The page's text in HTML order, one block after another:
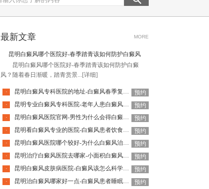
最新文章 MORE
昆明白癜风哪个医院好-春季踏青该如何防护白癜风
昆明白癜风哪个医院好-春季踏青该如何防护白癜
风？随着春日渐暖，踏青赏景... [详细]
· 昆明白癜风专科医院的地址-白癜风春季复发有征兆吗
预约
·
昆明专业白癜风专科医院-老年人患白癜风扩散速度很快吗
预约
·
昆明白癜风医院官网-男性为什么会得白癜风呢
预约
·
昆明看白癜风专业的医院-白癜风患者饮食有什么原则
预约
·
昆明白癜风医院哪个较好-为什么白癜风治疗一直不见效
预约
·
昆明治疗白癜风医院去哪家-小面积白癜风可以不用管了吗
预约
·
昆明白癜风皮肤病医院-白癜风该怎么科学应对呢
预约
·
昆明治白癜风哪家好一点-白癜风患者睡眠差该怎么调整 预约